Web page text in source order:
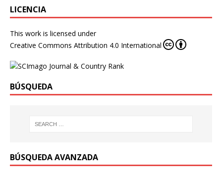
LICENCIA
This work is licensed under
Creative Commons Attribution 4.0 International
BÚSQUEDA
BÚSQUEDA AVANZADA